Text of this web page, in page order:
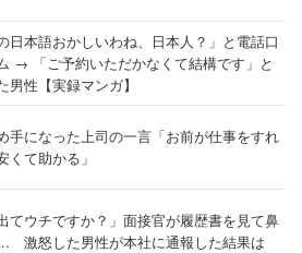
日本語おかしいわね、日本人？」と電話口
→ 「ご予約いただかなくて結構です」と
男性【実録マンガ】
手になった上司の一言「お前が仕事をすれ
くて助かる」
てウチですか？」面接官が履歴書を見て鼻
激怒した男性が本社に通報した結果は